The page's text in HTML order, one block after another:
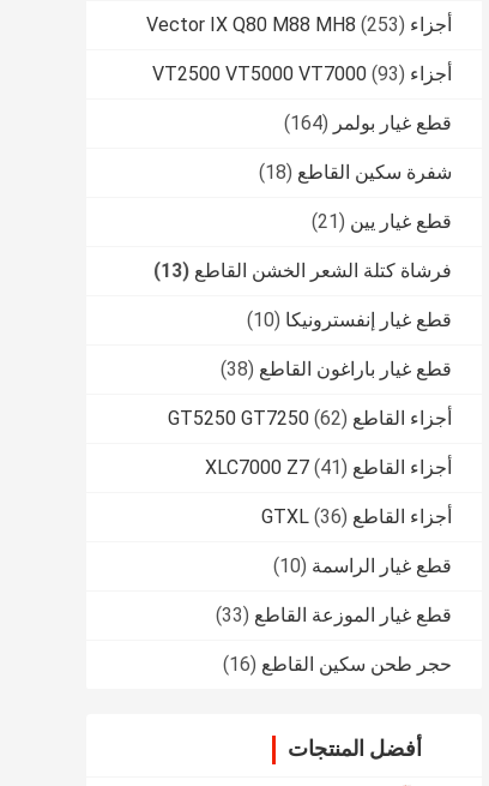
أجزاء Vector IX Q80 M88 MH8 (253)
أجزاء VT2500 VT5000 VT7000 (93)
قطع غيار بولمر (164)
شفرة سكين القاطع (18)
قطع غيار يين (21)
فرشاة كتلة الشعر الخشن القاطع (13)
قطع غيار إنفسترونيكا (10)
قطع غيار باراغون القاطع (38)
أجزاء القاطع GT5250 GT7250 (62)
أجزاء القاطع XLC7000 Z7 (41)
أجزاء القاطع GTXL (36)
قطع غيار الراسمة (10)
قطع غيار الموزعة القاطع (33)
حجر طحن سكين القاطع (16)
أفضل المنتجات